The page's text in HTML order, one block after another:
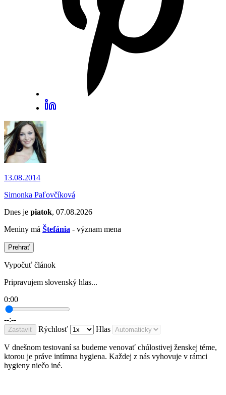
13.08.2014
Simonka Paľovčíková
Dnes je piatok, 07.08.2026
Meniny má Štefánia - význam mena
Prehrať
Vypočuť článok
Pripravujem slovenský hlas...
0:00
--:--
Zastaviť Rýchlosť Hlas
V dnešnom testovaní sa budeme venovať chúlostivej ženskej téme,
ktorou je práve intímna hygiena. Každej z nás vyhovuje v rámci
hygieny niečo iné.